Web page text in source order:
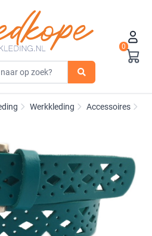
0
Werkkleding
Accessoires